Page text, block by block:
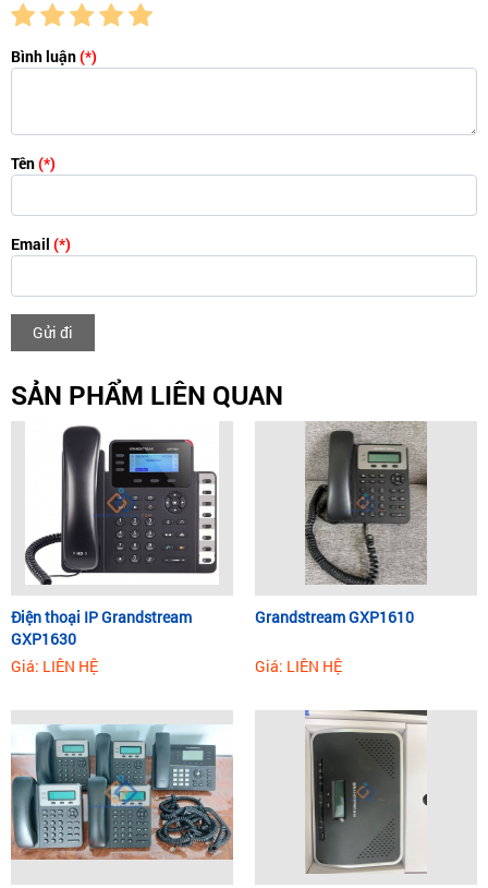
Bình luận(*)
Tên(*)
Email (*)
Gửi đi
SẢN PHẨM LIÊN QUAN
Điện thoại IP Grandstream
GXP1630
Giá: LIÊN HỆ
​Grandstream GXP1610
Giá: LIÊN HỆ